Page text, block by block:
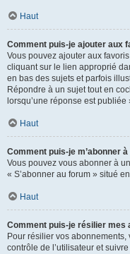
Haut
Comment puis-je ajouter aux
Vous pouvez ajouter aux
cliquant sur le lien approprié
en bas des sujets et parfois
Répondre à un sujet tout en
lorsqu’une réponse est
Haut
Comment puis-je m’abonner
Vous pouvez vous abonner à
« S’abonner au forum » situé
Haut
Comment puis-je résilier mes
Pour résilier vos
contrôle de l’utilisateur et